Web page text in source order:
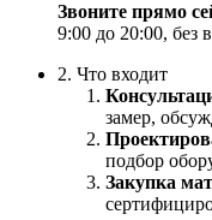
Звоните прямо
9:00 до 20:00, без
2. Что входит
замер,
подбор
Закупка